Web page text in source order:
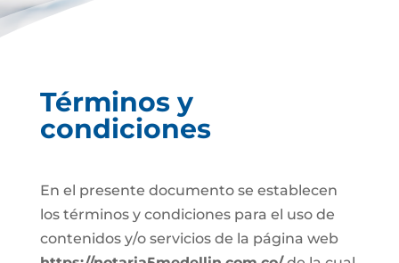
Términos y
condiciones
En el presente documento se establecen
los términos y condiciones para el uso de
contenidos y/o servicios de la página web